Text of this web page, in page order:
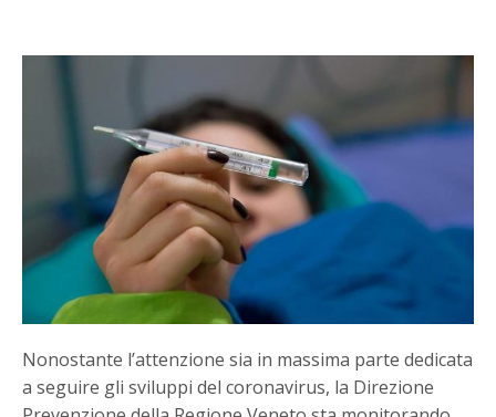
Nonostante l’attenzione sia in massima parte dedicata
a seguire gli sviluppi del coronavirus, la Direzione